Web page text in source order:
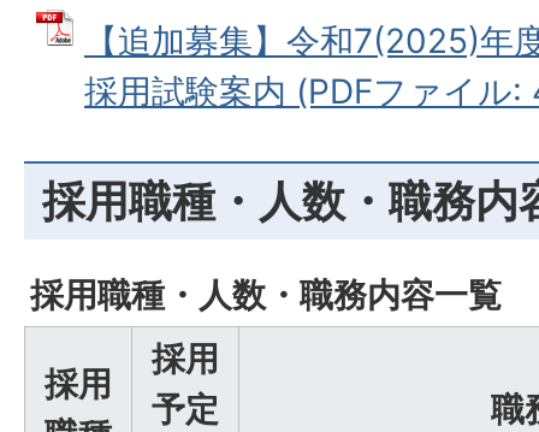
【追加募集】令和7(2025)年
採用試験案内 (PDFファイル:
採用職種・人数・職務内
採用職種・人数・職務内容一覧
採用
採用
予定
職